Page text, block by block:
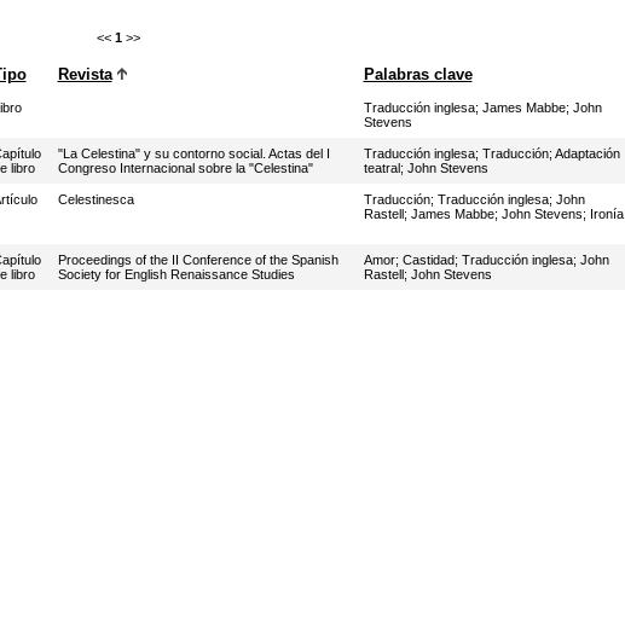
<< 1 >>
Revista Palabras clave
Traducción inglesa; James Mabbe; John
Stevens
libro
"La Celestina" y su contorno social. Actas del I
Congreso Internacional sobre la "Celestina"
Traducción inglesa; Traducción; Adaptación
teatral; John Stevens
Celestinesca Traducción; Traducción inglesa; John
Rastell; James Mabbe; John Stevens; Ironía
libro
Proceedings of the II Conference of the Spanish
Society for English Renaissance Studies
Amor; Castidad; Traducción inglesa; John
Rastell; John Stevens